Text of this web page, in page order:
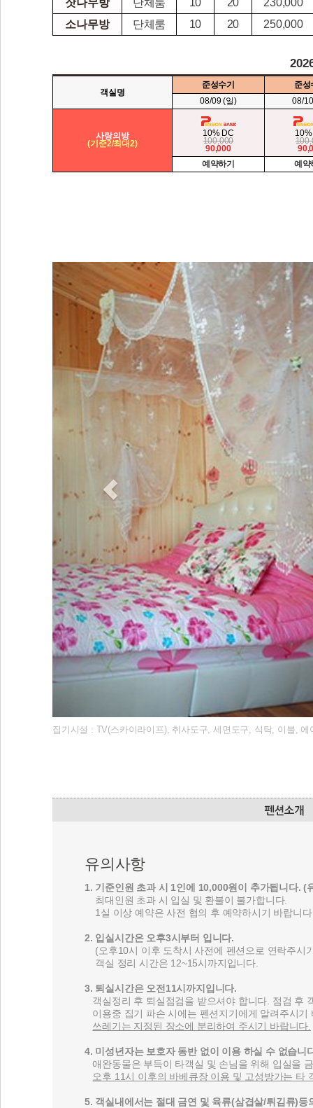
잣나무방
단체룸 10 20
230,000
소나무방
단체룸 10 20 250,000
집기시설 : TV(스카이라이프), 취사도구, 세면도구, 식탁, 이불,
유의사항
1. 기준인원 초과 시 1인에 10,000원이 추가됩니다. (
최대인원 초과 시 입실 및 환불이 불가합니다.
1실 이상 예약은 사전 협의 후 예약하시기 바랍니
2. 입실시간은 오후3시부터 입니다.
(오후10시 이후 도착시 사전에 펜션으로 연락주시
객실 정리 시간은 12~15시까지입니다.
3. 퇴실시간은 오전11시까지입니다.
객실정리 후 퇴실점검을 받으셔야 합니다. 점검 후
이용중 집기 파손 시에는 펜션지기에게 알려주시기
쓰레기는 지정된 장소에 분리하여 주시기 바랍니다.
4. 미성년자는 보호자 동반 없이 이용 하실 수 없습니
애완동물은 부득이 타객실 및 손님을 위해 입실을
오후 11시 이후의 바베큐장 이용 및 고성방가는 타
5. 객실내에서는 절대 금연 및 육류(삼겹살/튀김류)등